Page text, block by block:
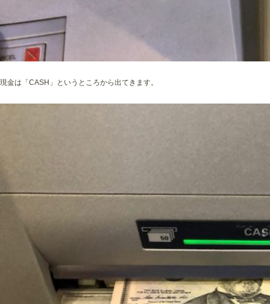
現金は「CASH」というところから出てきます。